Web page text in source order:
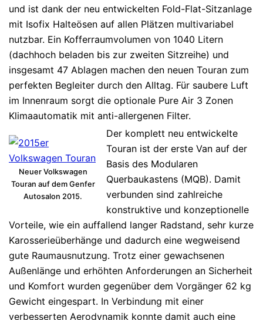
und ist dank der neu entwickelten Fold-Flat-Sitzanlage
mit Isofix Halteösen auf allen Plätzen multivariabel
nutzbar. Ein Kofferraumvolumen von 1040 Litern
(dachhoch beladen bis zur zweiten Sitzreihe) und
insgesamt 47 Ablagen machen den neuen Touran zum
perfekten Begleiter durch den Alltag. Für saubere Luft
im Innenraum sorgt die optionale Pure Air 3 Zonen
Klimaautomatik mit anti-allergenen Filter.
Neuer Volkswagen
Touran auf dem Genfer
Autosalon 2015.
Der komplett neu entwickelte
Touran ist der erste Van auf der
Basis des Modularen
Querbaukastens (MQB). Damit
verbunden sind zahlreiche
konstruktive und konzeptionelle
Vorteile, wie ein auffallend langer Radstand, sehr kurze
Karosserieüberhänge und dadurch eine wegweisend
gute Raumausnutzung. Trotz einer gewachsenen
Außenlänge und erhöhten Anforderungen an Sicherheit
und Komfort wurden gegenüber dem Vorgänger 62 kg
Gewicht eingespart. In Verbindung mit einer
verbesserten Aerodynamik konnte damit auch eine